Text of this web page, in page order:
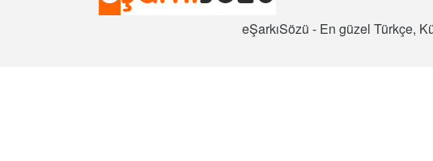
eŞarkıSözü - En güzel Türkçe,